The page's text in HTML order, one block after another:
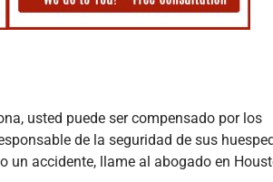
usted puede ser compensado por los
de la seguridad de sus
un accidente, llame al abogado en